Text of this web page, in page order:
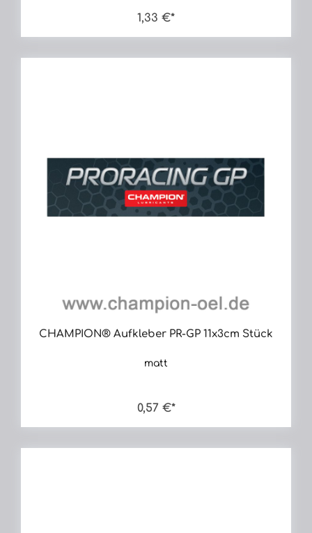
1,33 €*
CHAMPION® Aufkleber PR-GP 11x3cm Stück
matt
0,57 €*